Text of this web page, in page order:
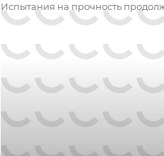
Испытания на прочность